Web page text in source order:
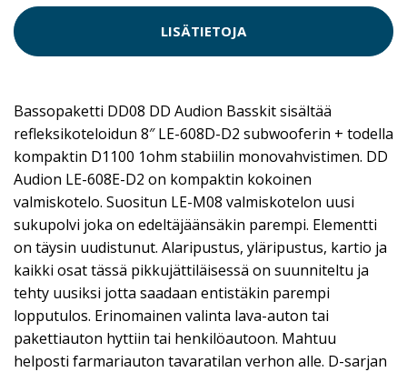
LISÄTIETOJA
Bassopaketti DD08 DD Audion Basskit sisältää
refleksikoteloidun 8″ LE-608D-D2 subwooferin + todella
kompaktin D1100 1ohm stabiilin monovahvistimen. DD
Audion LE-608E-D2 on kompaktin kokoinen
valmiskotelo. Suositun LE-M08 valmiskotelon uusi
sukupolvi joka on edeltäjäänsäkin parempi. Elementti
on täysin uudistunut. Alaripustus, yläripustus, kartio ja
kaikki osat tässä pikkujättiläisessä on suunniteltu ja
tehty uusiksi jotta saadaan entistäkin parempi
lopputulos. Erinomainen valinta lava-auton tai
pakettiauton hyttiin tai henkilöautoon. Mahtuu
helposti farmariauton tavaratilan verhon alle. D-sarjan